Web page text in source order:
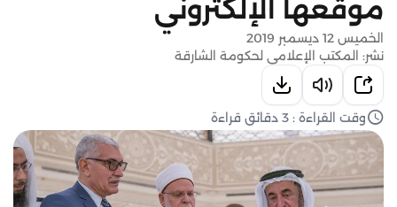
موقعها الإلكتروني
الخميس 12 ديسمبر 2019
نشر: المكتب الإعلامي لحكومة الشارقة
وقت القراءة : 3 دقائق قراءة